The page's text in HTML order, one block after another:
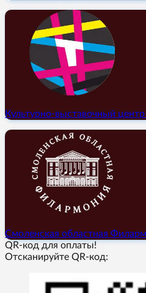
Культурно-выставочный
Смоленская областная
QR-код для оплаты!
Отсканируйте QR-код: